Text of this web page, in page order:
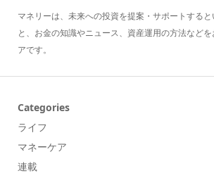
マネリーは、未来への投資を提案・サポートする
と、お金の知識やニュース、資産運用の方法など
アです。
Categories
ライフ
マネーケア
連載